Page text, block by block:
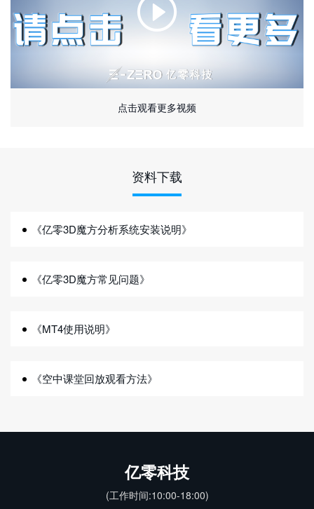
点击观看更多视频
资料下载
《亿零3D魔方分析系统安装说明》
《亿零3D魔方常见问题》
《MT4使用说明》
《空中课堂回放观看方法》
亿零科技
(工作时间:10:00-18:00)